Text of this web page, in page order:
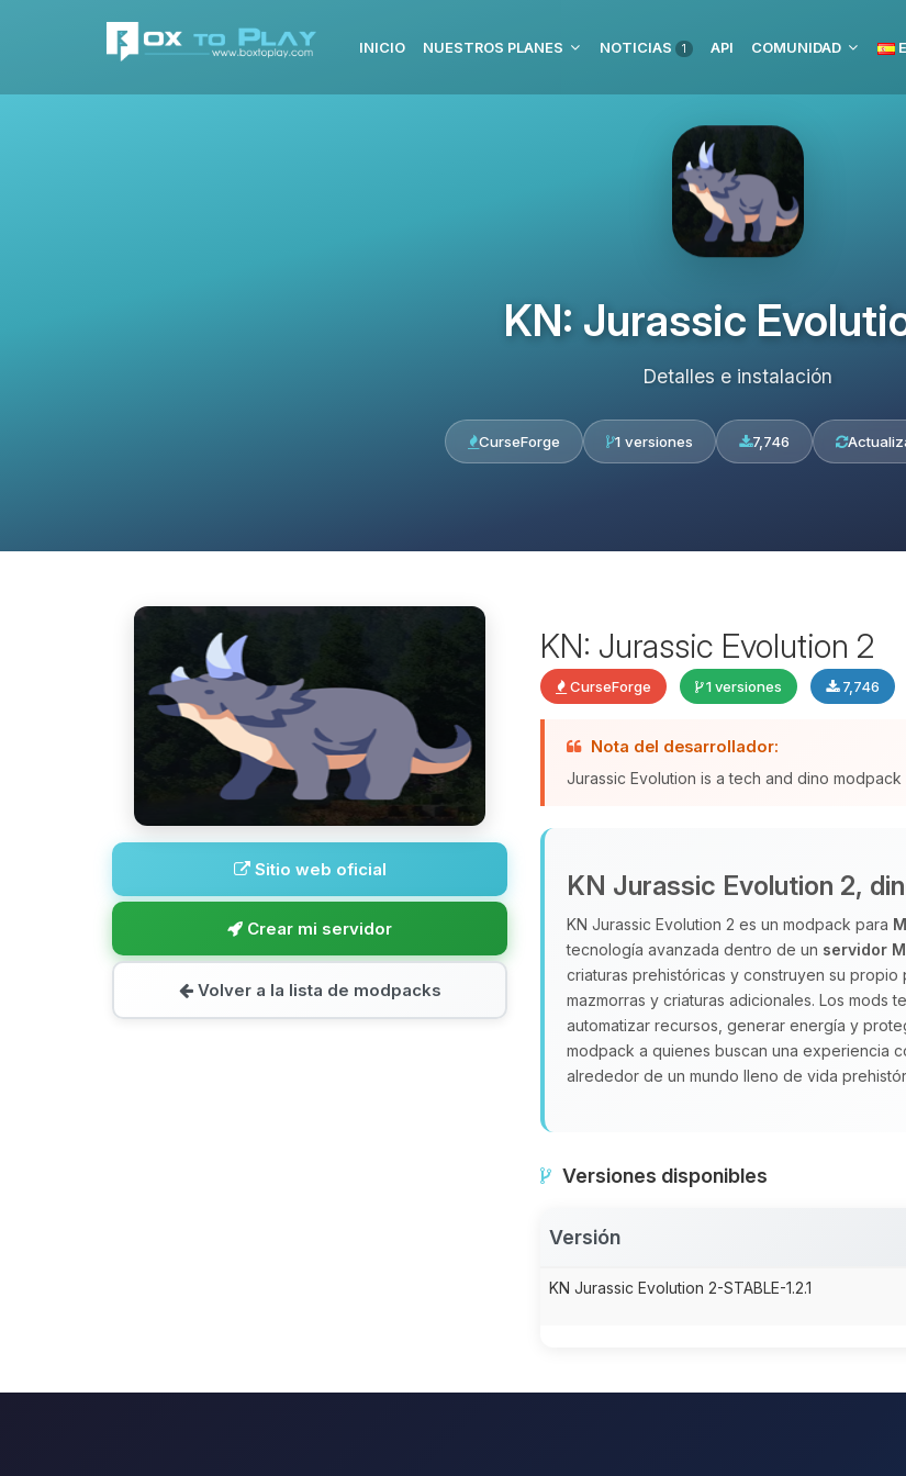
INICIO NUESTROS PLANES NOTICIAS 1 API COMUNIDAD
KN: Jurassic
Detalles e instalación
CurseForge 1 versiones 7,746
Sitio web oficial
Crear mi servidor
Volver a la lista de modpacks
KN: Jurassic Evolution 2
CurseForge 1 versiones 7,746
Nota del desarrollador:
Jurassic Evolution is a tech and dino modpack
KN Jurassic Evolution 2,
KN Jurassic Evolution 2 es un modpack para
tecnología avanzada dentro de un servidor
criaturas prehistóricas y construyen su propio
mazmorras y criaturas adicionales. Los mods
automatizar recursos, generar energía y
modpack a quienes buscan una experiencia
alrededor de un mundo lleno de vida
Versiones disponibles
Versión
KN Jurassic Evolution 2-STABLE-1.2.1